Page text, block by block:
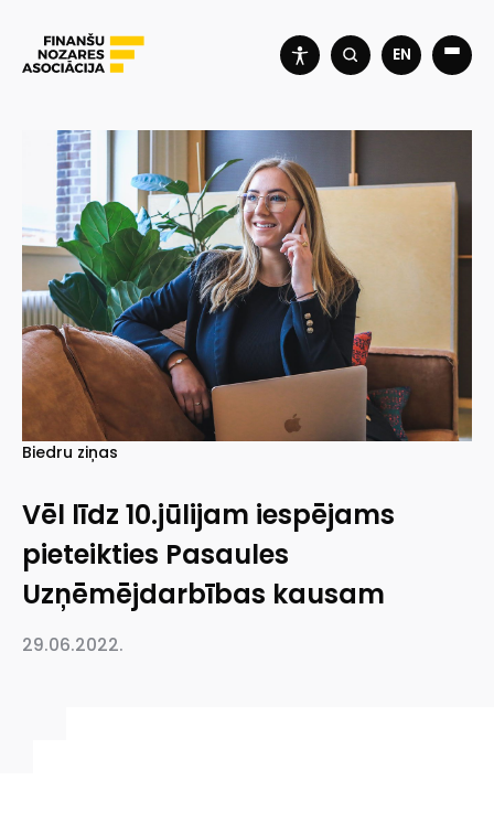
EN
Biedru ziņas
Vēl līdz 10.jūlijam iespējams
pieteikties Pasaules
Uzņēmējdarbības kausam
29.06.2022.